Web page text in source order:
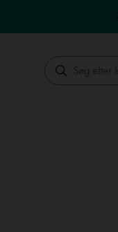
Søg